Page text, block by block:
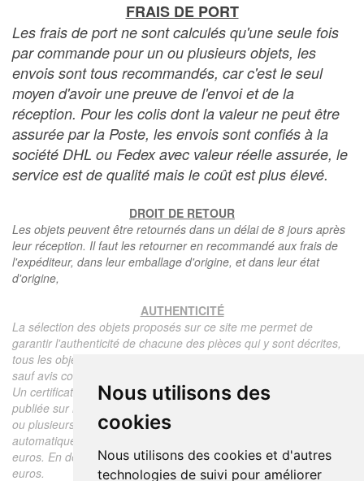
Nous utilisons des
cookies
Nous utilisons des cookies et d'autres
technologies de suivi pour améliorer
FRAIS DE PORT
Les frais de port ne sont calculés qu'une seule fois
par commande pour un ou plusieurs objets, les
envois sont tous recommandés, car c'est le seul
moyen d'avoir une preuve de l'envoi et de la
réception. Pour les colis dont la valeur ne peut être
assurée par la Poste, les envois sont confiés à la
société DHL ou Fedex avec valeur réelle assurée, le
service est de qualité mais le coût est plus élevé.
DROIT DE RETOUR
Les objets peuvent être retournés dans un délai de 8 jours après
leur réception. Il faut les retourner en recommandé aux frais de
l'expéditeur, dans leur emballage d'origine, et dans leur état
d'origine,
AUTHENTICITÉ
La sélection des objets proposés sur ce site me permet de
garantir l'authenticité de chacune des pièces qui y sont décrites,
tous les objets proposés sont garantis d'époque et authentiques,
sauf avis contraire ou restriction dans la description.
Un certificat d'authenticité de l'objet reprenant la description
publiée sur le site, l'époque, le prix de vente, accompagné d'une
ou plusieurs photographies en couleurs est communiqué
automatiquement pour tout objet dont le prix est supérieur à 130
euros. En dessous de ce prix chaque certificat est facturé 5
euros.